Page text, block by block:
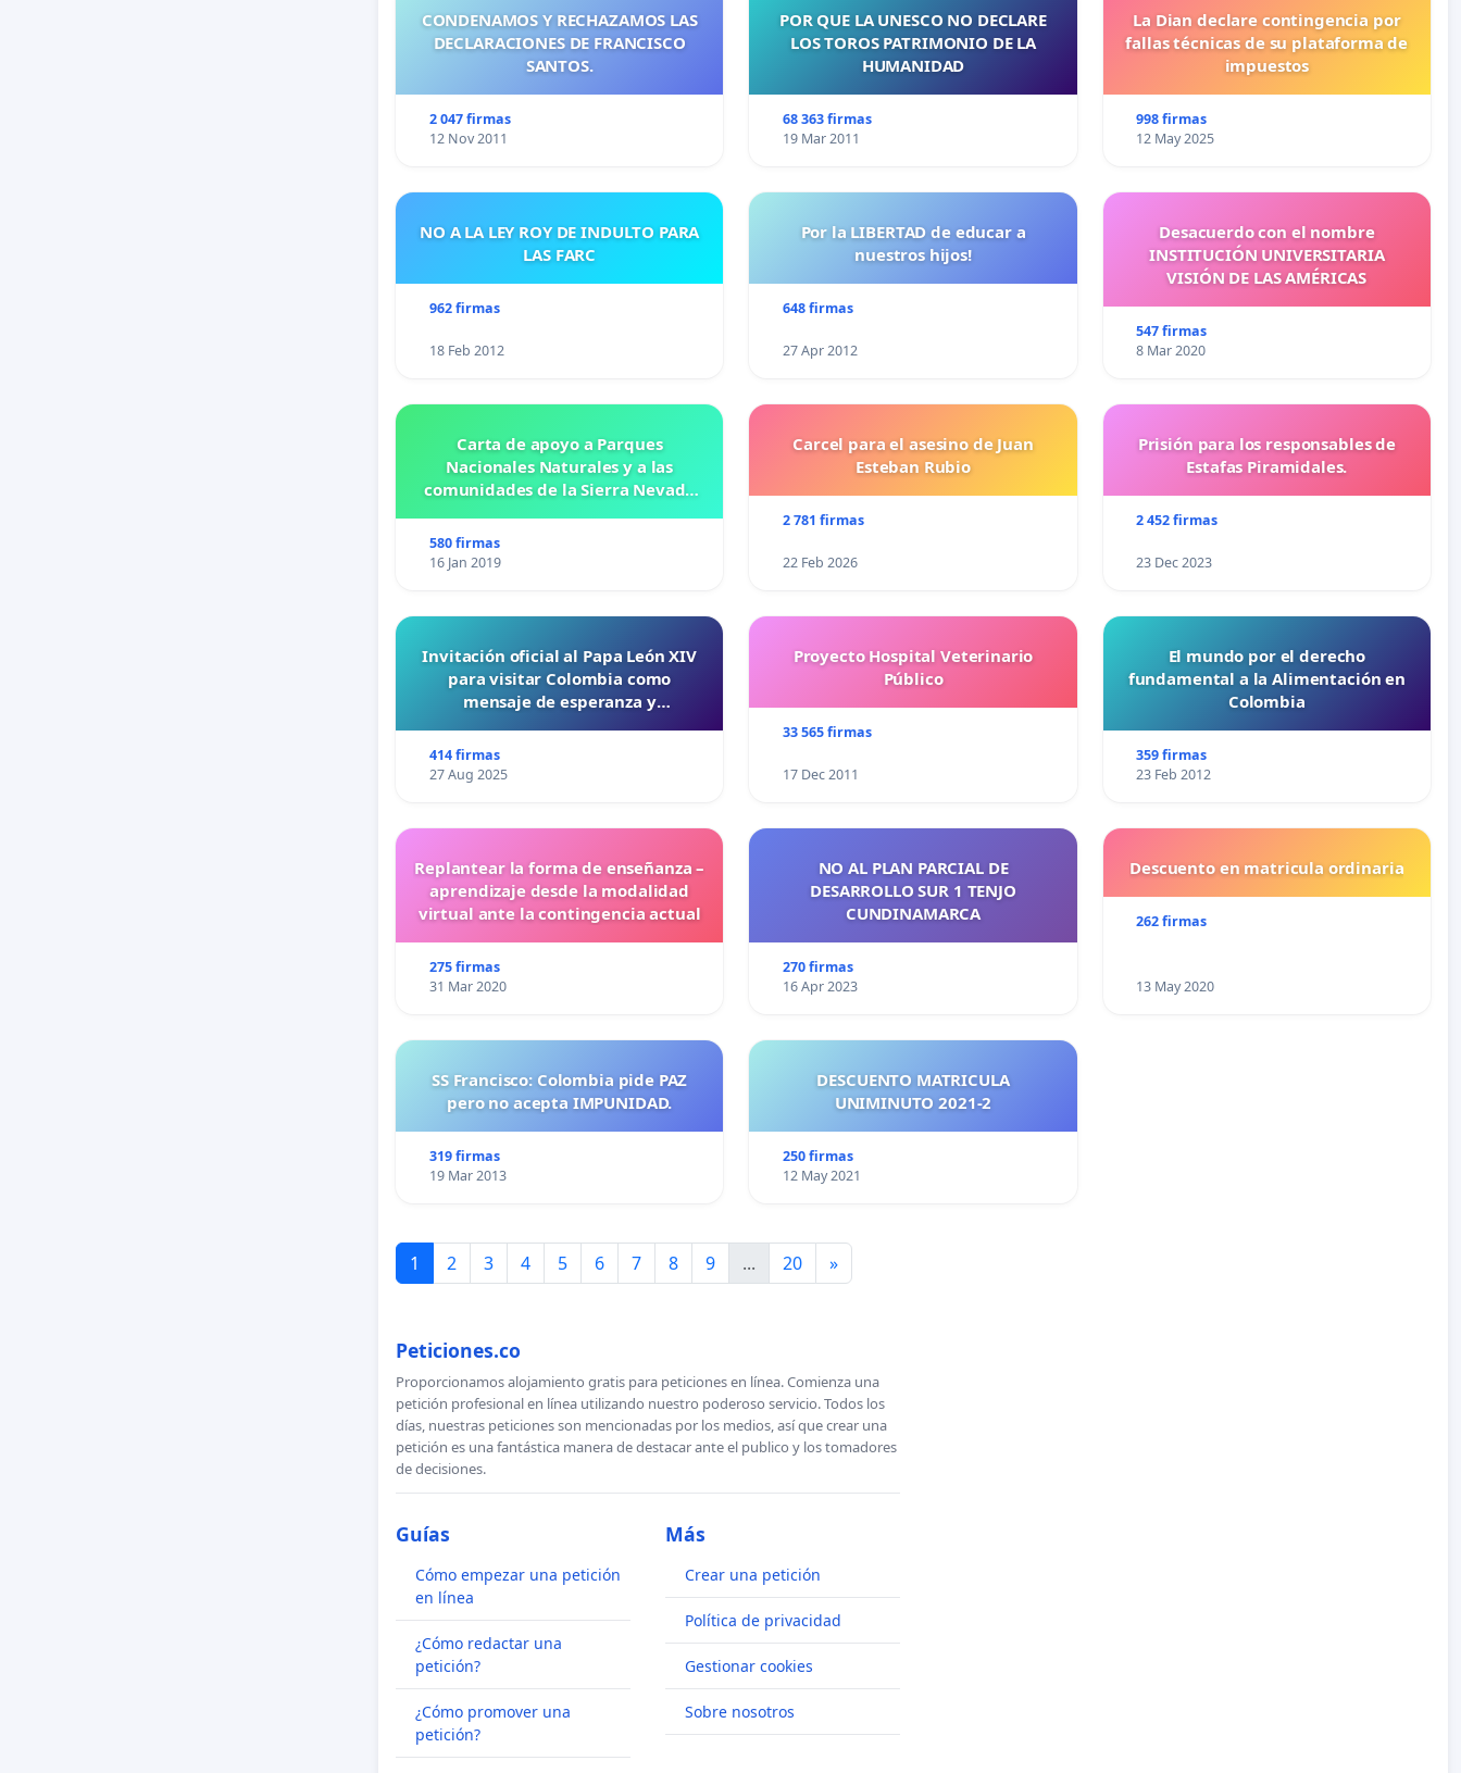
CONDENAMOS Y RECHAZAMOS LAS
DECLARACIONES DE FRANCISCO
SANTOS.
2 047 firmas
12 Nov 2011
POR QUE LA UNESCO NO DECLARE
LOS TOROS PATRIMONIO DE LA
HUMANIDAD
68 363 firmas
19 Mar 2011
La Dian declare contingencia por
fallas técnicas de su plataforma de
impuestos
998 firmas
12 May 2025
NO A LA LEY ROY DE INDULTO PARA
LAS FARC
962 firmas
18 Feb 2012
Por la LIBERTAD de educar a
nuestros hijos!
648 firmas
27 Apr 2012
Desacuerdo con el nombre
INSTITUCIÓN UNIVERSITARIA
VISIÓN DE LAS AMÉRICAS
547 firmas
8 Mar 2020
Carta de apoyo a Parques
Nacionales Naturales y a las
comunidades de la Sierra Nevada
580 firmas
16 Jan 2019
Carcel para el asesino de Juan
Esteban Rubio
2 781 firmas
22 Feb 2026
Prisión para los responsables de
Estafas Piramidales.
2 452 firmas
23 Dec 2023
Invitación oficial al Papa León XIV
para visitar Colombia como
mensaje de esperanza y
414 firmas
27 Aug 2025
Proyecto Hospital Veterinario
Público
33 565 firmas
17 Dec 2011
El mundo por el derecho
fundamental a la Alimentación en
Colombia
359 firmas
23 Feb 2012
Replantear la forma de enseñanza –
aprendizaje desde la modalidad
virtual ante la contingencia actual
275 firmas
31 Mar 2020
NO AL PLAN PARCIAL DE
DESARROLLO SUR 1 TENJO
CUNDINAMARCA
270 firmas
16 Apr 2023
Descuento en matricula ordinaria
262 firmas
13 May 2020
SS Francisco: Colombia pide PAZ
pero no acepta IMPUNIDAD.
319 firmas
19 Mar 2013
DESCUENTO MATRICULA
UNIMINUTO 2021-2
250 firmas
12 May 2021
1 2 3 4 5 6 7 8 9 ... 20 »
Peticiones.co
Proporcionamos alojamiento gratis para peticiones en línea. Comienza una
petición profesional en línea utilizando nuestro poderoso servicio. Todos los
días, nuestras peticiones son mencionadas por los medios, así que crear una
petición es una fantástica manera de destacar ante el publico y los tomadores
de decisiones.
Guías
Cómo empezar una petición
en línea
¿Cómo redactar una
petición?
¿Cómo promover una
petición?
Más
Crear una petición
Política de privacidad
Gestionar cookies
Sobre nosotros